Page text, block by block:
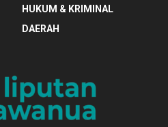
HUKUM & KRIMINAL
DAERAH